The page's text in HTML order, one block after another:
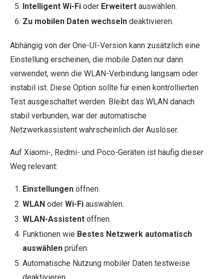
Intelligent Wi-Fi oder Erweitert auswählen.
Zu mobilen Daten wechseln deaktivieren.
Abhängig von der One-UI-Version kann zusätzlich eine
Einstellung erscheinen, die mobile Daten nur dann
verwendet, wenn die WLAN-Verbindung langsam oder
instabil ist. Diese Option sollte für einen kontrollierten
Test ausgeschaltet werden. Bleibt das WLAN danach
stabil verbunden, war der automatische
Netzwerkassistent wahrscheinlich der Auslöser.
Auf Xiaomi-, Redmi- und Poco-Geräten ist häufig dieser
Weg relevant:
Einstellungen öffnen.
WLAN oder Wi-Fi auswählen.
WLAN-Assistent öffnen.
Funktionen wie Bestes Netzwerk automatisch
auswählen prüfen.
Automatische Nutzung mobiler Daten testweise